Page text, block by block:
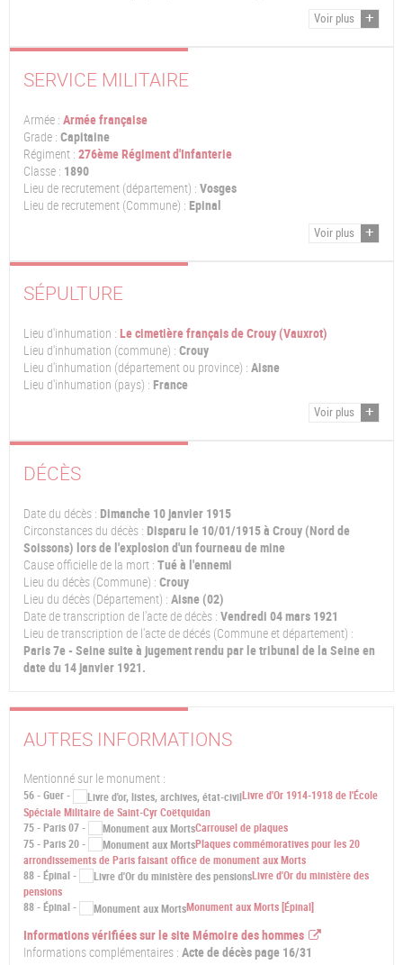
Voir plus
SERVICE MILITAIRE
Armée : Armée française
Grade : Capitaine
Régiment : 276ème Régiment d'Infanterie
Classe : 1890
Lieu de recrutement (département) : Vosges
Lieu de recrutement (Commune) : Epinal
Voir plus
SÉPULTURE
Lieu d'inhumation : Le cimetière français de Crouy (Vauxrot)
Lieu d'inhumation (commune) : Crouy
Lieu d'inhumation (département ou province) : Aisne
Lieu d'inhumation (pays) : France
Voir plus
DÉCÈS
Date du décès : Dimanche 10 janvier 1915
Circonstances du décès : Disparu le 10/01/1915 à Crouy (Nord de
Soissons) lors de l'explosion d'un fourneau de mine
Cause officielle de la mort : Tué à l'ennemi
Lieu du décès (Commune) : Crouy
Lieu du décès (Département) : Aisne (02)
Date de transcription de l'acte de décès : Vendredi 04 mars 1921
Lieu de transcription de l'acte de décés (Commune et département) :
Paris 7e - Seine suite à jugement rendu par le tribunal de la Seine en
date du 14 janvier 1921.
AUTRES INFORMATIONS
Mentionné sur le monument :
56 - Guer -
Livre d'Or 1914-1918 de l'École
Spéciale Militaire de Saint-Cyr Coëtquidan
75 - Paris 07 -
Carrousel de plaques
75 - Paris 20 -
Plaques commémoratives pour les 20
arrondissements de Paris faisant office de monument aux Morts
88 - Épinal -
Livre d'Or du ministère des
pensions
88 - Épinal -
Monument aux Morts [Épinal]
Informations vérifiées sur le site Mémoire des hommes
Informations complémentaires : Acte de décès page 16/31